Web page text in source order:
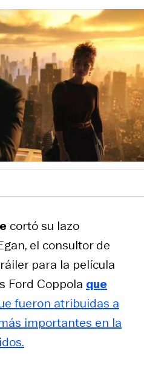
cortó su lazo
el consultor de
para la película
Ford Coppola que
fueron atribuidas a
importantes en la